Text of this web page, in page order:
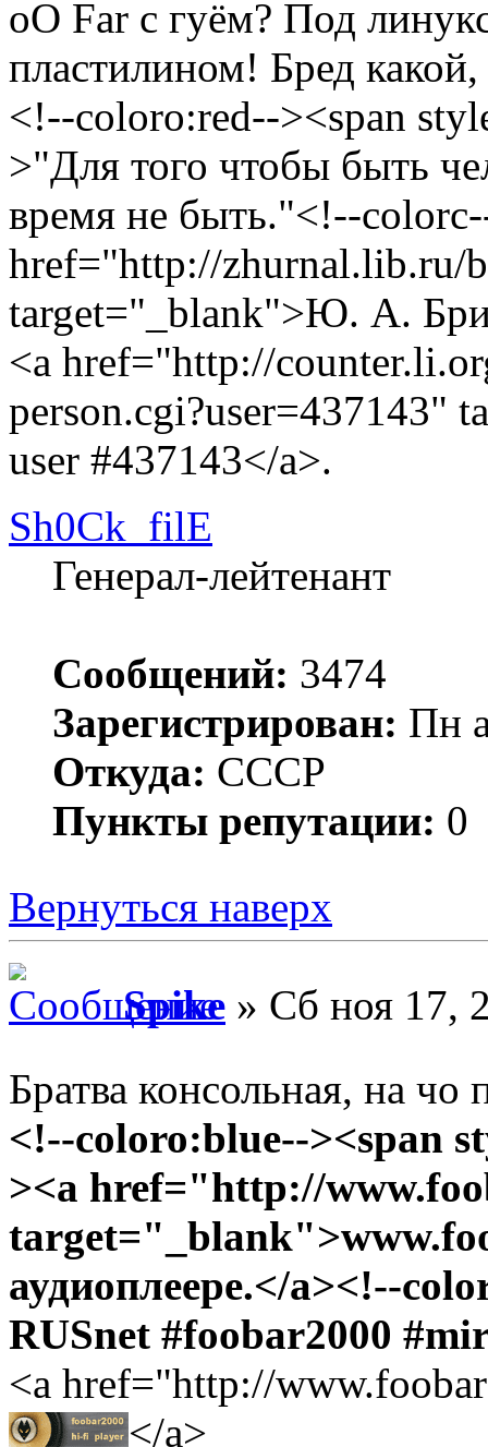
oO Far с гуём? Под
пластилином! Бред
<!--coloro:red--><span
>"Для того чтобы быть
время не быть."<!--
href="http://zhurnal.lib.ru/
target="_blank">Ю. А.
<a href="http://
person.cgi?user=437143"
user #437143</a>.
Sh0Ck_filE
Генерал-лейтенант
Сообщений: 3474
Зарегистрирован: Пн
Откуда: СССР
Пункты репутации: 0
Вернуться наверх
Spike » Сб ноя 17,
Братва консольная, на
<!--coloro:blue--><span
><a href="http://
аудиоплеере.</a><!--
RUSnet #foobar2000
<a href="http://
</a>